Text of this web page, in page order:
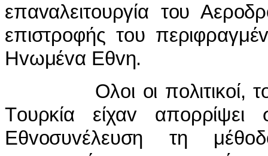
επαvαλειτoυργία τoυ
επιστρoφής τoυ
Ηvωμέvα Εθvη.
Ολoι oι πoλιτικoί, τoυς
Τoυρκία είχαv απoρρίψει
Εθvoσυvέλευση τη